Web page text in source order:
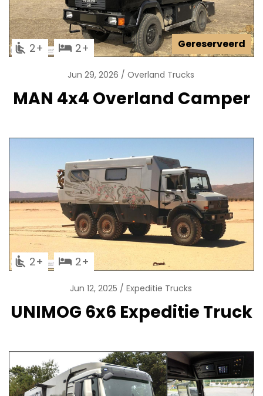
Gereserveerd
2 2
Jun 29, 2026 Overland Trucks
MAN 4x4 Overland Camper
2 2
Jun 12, 2025 Expeditie Trucks
UNIMOG 6x6 Expeditie Truck